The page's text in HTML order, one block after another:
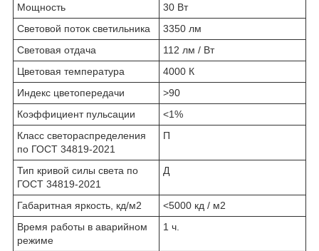
Мощность
30 Вт
Световой поток светильника
3350 лм
Световая отдача
112 лм / Вт
Цветовая температура
4000 К
Индекс цветопередачи
>90
Коэффициент пульсации
<1%
Класс светораспределения
по ГОСТ 34819-2021
П
Тип кривой силы света по
ГОСТ 34819-2021
Д
Габаритная яркость, кд/м2
<5000 кд / м2
Время работы в аварийном
режиме
1 ч.